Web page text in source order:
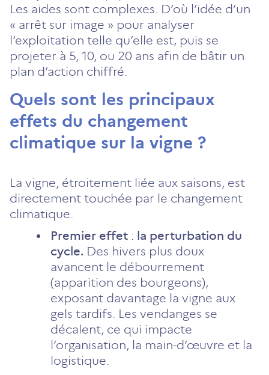
Les aides sont complexes. D’où l’idée d’un
« arrêt sur image » pour analyser
l’exploitation telle qu’elle est, puis se
projeter à 5, 10, ou 20 ans afin de bâtir un
plan d’action chiffré.
Quels sont les principaux
effets du changement
climatique sur la vigne ?
La vigne, étroitement liée aux saisons, est
directement touchée par le changement
climatique.
Premier effet : la perturbation du
cycle. Des hivers plus doux
avancent le débourrement
(apparition des bourgeons),
exposant davantage la vigne aux
gels tardifs. Les vendanges se
décalent, ce qui impacte
l’organisation, la main-d’œuvre et la
logistique.